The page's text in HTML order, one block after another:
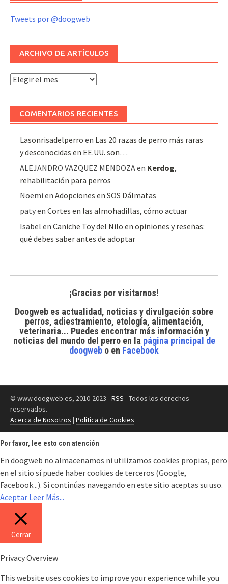
Tweets por @doogweb
ARCHIVO DE ARTÍCULOS
Archivo
artículos
COMENTARIOS RECIENTES
Lasonrisadelperro en Las 20 razas de perro más raras
y desconocidas en EE.UU. son…
ALEJANDRO VAZQUEZ MENDOZAen Kerdog,
rehabilitación para perros
Noemi enAdopciones en SOS Dálmatas
patyenCortes en las almohadillas, cómo actuar
Isabel enCaniche Toy del Nilo en opiniones y reseñas:
qué debes saber antes de adoptar
¡Gracias por visitarnos!
Doogweb es actualidad, noticias y divulgación sobre
perros, adiestramiento, etología, alimentación,
veterinaria... Puedes encontrar más información y
noticias del mundo del perroen la página principal de
doogweb o en Facebook
© www.doogweb.es, 2010-2023 -RSS - Todos los derechos
reservados.
Acerca de Nosotros | Política de Cookies
Por favor, lee esto con atención
En doogweb no almacenamos ni utilizamos cookies propias, pero
en el sitio sí puede haber cookies de terceros (Google,
Facebook...). Si continúas navegando en este sitio aceptas su uso.
Aceptar Leer Más...
Cerrar
Privacy Overview
This website uses cookies to improve your experience while you